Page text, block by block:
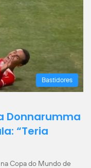
Bastidores
Donnarumma
“Teria
Copa do Mundo de